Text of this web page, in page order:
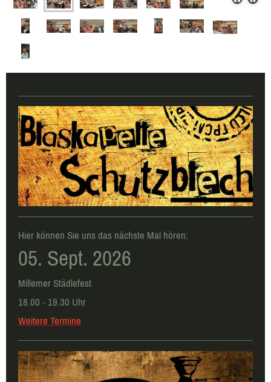
Hier können Sie uns das nächste Mal hören:
05. Sept. 2026
Millemer Städlefest
18.00 - 19.30 Uhr
Weitere Termine